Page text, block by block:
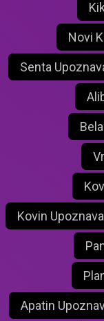
Novi
Senta
Kovin
Apatin